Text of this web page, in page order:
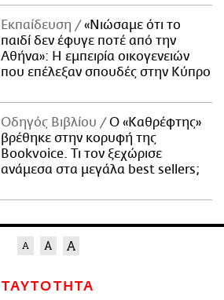
Εκπαίδευση
«Νιώσαμε ότι το
παιδί δεν έφυγε ποτέ από την
Αθήνα»: Η εμπειρία οικογενειών
που επέλεξαν σπουδές στην Κύπρο
Οδηγός Βιβλίου
Ο «Καθρέφτης»
βρέθηκε στην κορυφή της
Bookvoice. Τι τον ξεχώρισε
ανάμεσα στα μεγάλα best sellers;
ΤΑΥΤΟΤΗΤΑ